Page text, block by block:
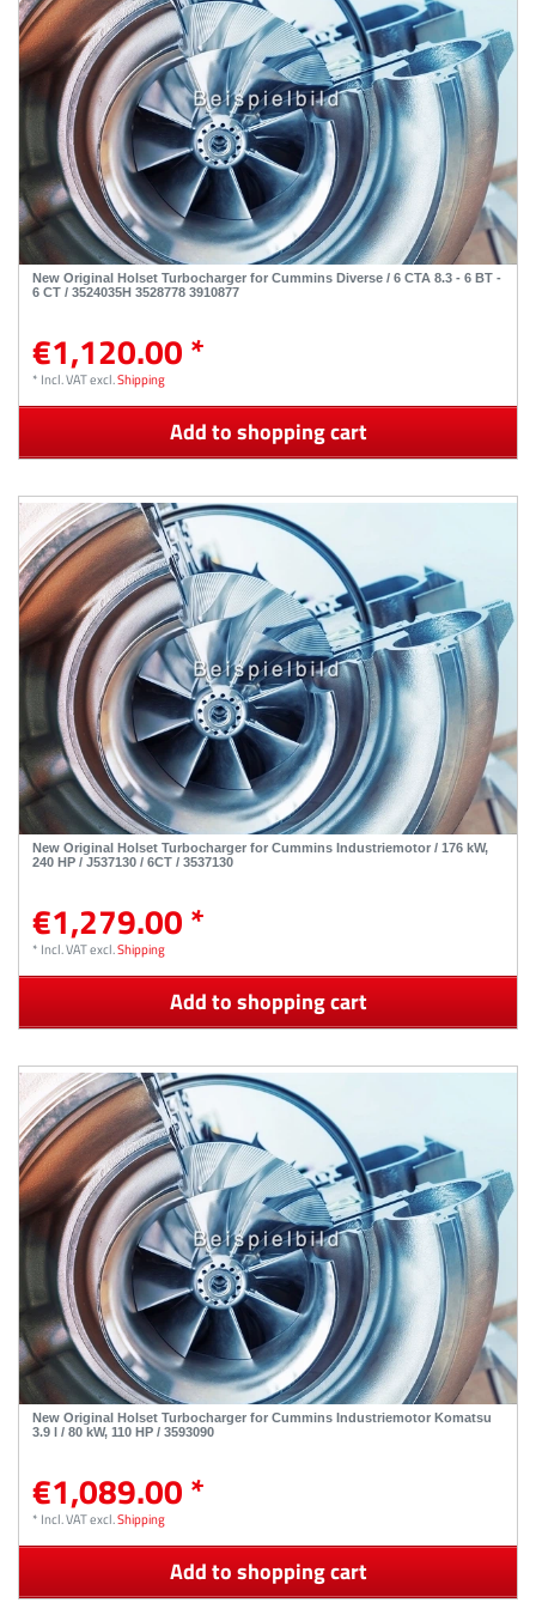
New Original Holset Turbocharger for Cummins Diverse / 6 CTA 8.3 - 6 BT -
6 CT / 3524035H 3528778 3910877
€1,120.00 *
* Incl. VATexcl.Shipping
Add to shopping cart
New Original Holset Turbocharger for Cummins Industriemotor / 176 kW,
240 HP / J537130 / 6CT / 3537130
€1,279.00 *
* Incl. VATexcl.Shipping
Add to shopping cart
New Original Holset Turbocharger for Cummins Industriemotor Komatsu
3.9 l / 80 kW, 110 HP / 3593090
€1,089.00 *
* Incl. VATexcl.Shipping
Add to shopping cart